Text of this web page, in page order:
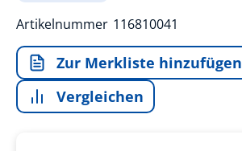
Artikelnummer 116810041
Zur Merkliste hinzufügen
Vergleichen